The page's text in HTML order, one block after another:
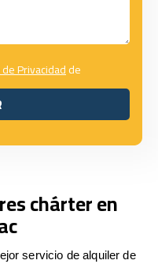
Privacidadde
chárter en
servicio de alquiler de